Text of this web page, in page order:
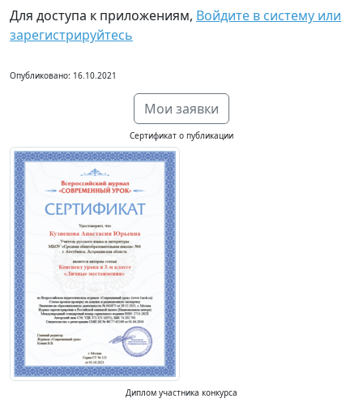
Для доступа к приложениям, Войдите в систему или
зарегистрируйтесь
Опубликовано: 16.10.2021
Мои заявки
Сертификат о публикации
Диплом участника конкурса